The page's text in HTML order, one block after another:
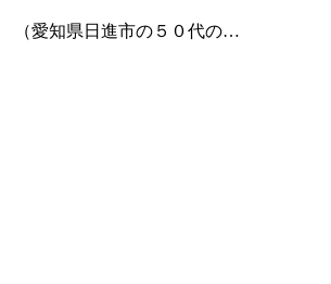
（愛知県日進市の５０代の…